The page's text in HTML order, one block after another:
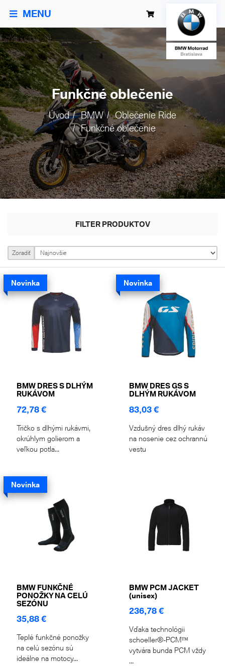
MENU
Funkčné oblečenie
Úvod BMW
Oblečenie Ride
Funkčné oblečenie
FILTER PRODUKTOV
Zoradiť
Novinka
BMW DRES S DLHÝM
RUKÁVOM
72,78 €
Tričko s dlhými rukávmi,
okrúhlym golierom a
veľkou potla...
Novinka
BMW DRES GS S
DLHÝM RUKÁVOM
83,03 €
Vzdušný dres dlhý rukáv
na nosenie cez ochrannú
vestu
Novinka
BMW FUNKČNÉ
PONOŽKY NA CELÚ
SEZÓNU
35,88 €
Teplé funkčné ponožky
na celú sezónu sú
ideálne na motocy...
BMW PCM JACKET
(unisex)
236,78 €
Vďaka technológii
schoeller®-PCM™
vytvára bunda PCM vždy
...